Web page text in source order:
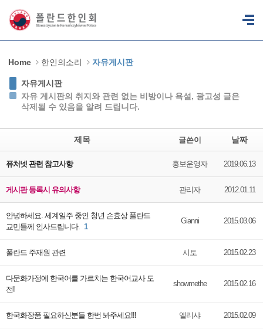
Home 한인의소리 자유게시판
자유게시판
자유 게시판의 취지와 관련 없는 비방이나 욕설, 광고성 글은
삭제될 수 있음을 알려 드립니다.
제목 글쓴이 날짜
퓨처넷 관련 참고사항 홍보운영자 2019.06.13
게시판 등록시 유의사항 관리자 2012.01.11
안녕하세요. 세계일주 중인 청년 손효상 폴란드
교민들께 인사드립니다. 1
Gianni 2015.03.06
폴란드 주재원 관련 시토 2015.02.23
다문화가정에 한국어를 가르치는 한국어교사 도
전!
showmethe 2015.02.16
한국화장품 필요하신분들 한번 봐주세요!!! 엘리샤 2015.02.09